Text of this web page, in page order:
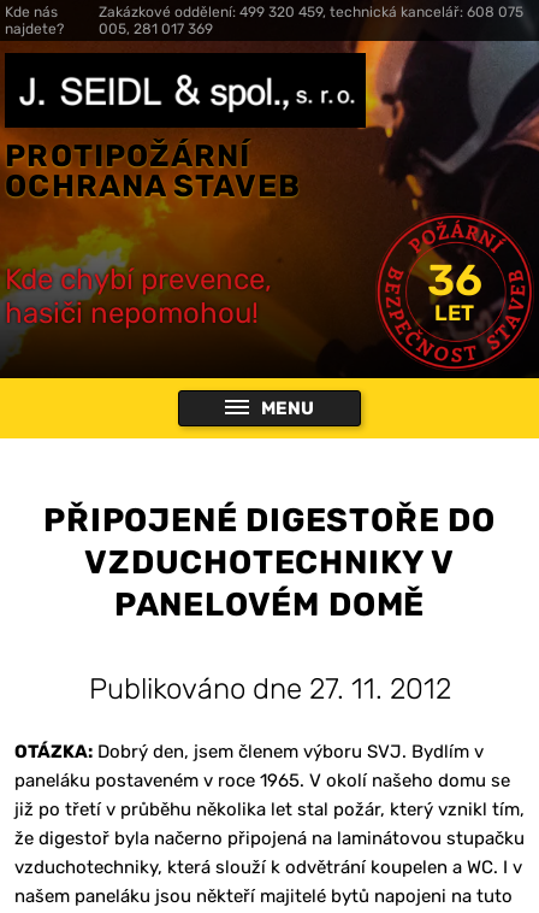
Kde nás
najdete?
Zakázkové oddělení: 499 320 459, technická kancelář: 608 075
005, 281 017 369
PROTIPOŽÁRNÍ
OCHRANA STAVEB
Kde chybí prevence,
hasiči nepomohou!
36
LET
MENU
PŘIPOJENÉ DIGESTOŘE DO
VZDUCHOTECHNIKY V
PANELOVÉM DOMĚ
Publikováno dne 27. 11. 2012
OTÁZKA:Dobrý den, jsem členem výboru SVJ. Bydlím v
paneláku postaveném v roce 1965. V okolí našeho domu se
již po třetí v průběhu několika let stal požár, který vznikl tím,
že digestoř byla načerno připojená na laminátovou stupačku
vzduchotechniky, která slouží k odvětrání koupelen a WC. I v
našem paneláku jsou někteří majitelé bytů napojeni na tuto